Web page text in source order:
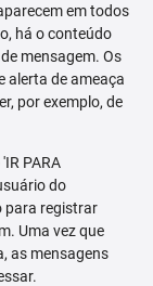
em todos
há o conteúdo
mensagem. Os
alerta de ameaça
por exemplo, de
PARA
do
para registrar
Uma vez que
as mensagens